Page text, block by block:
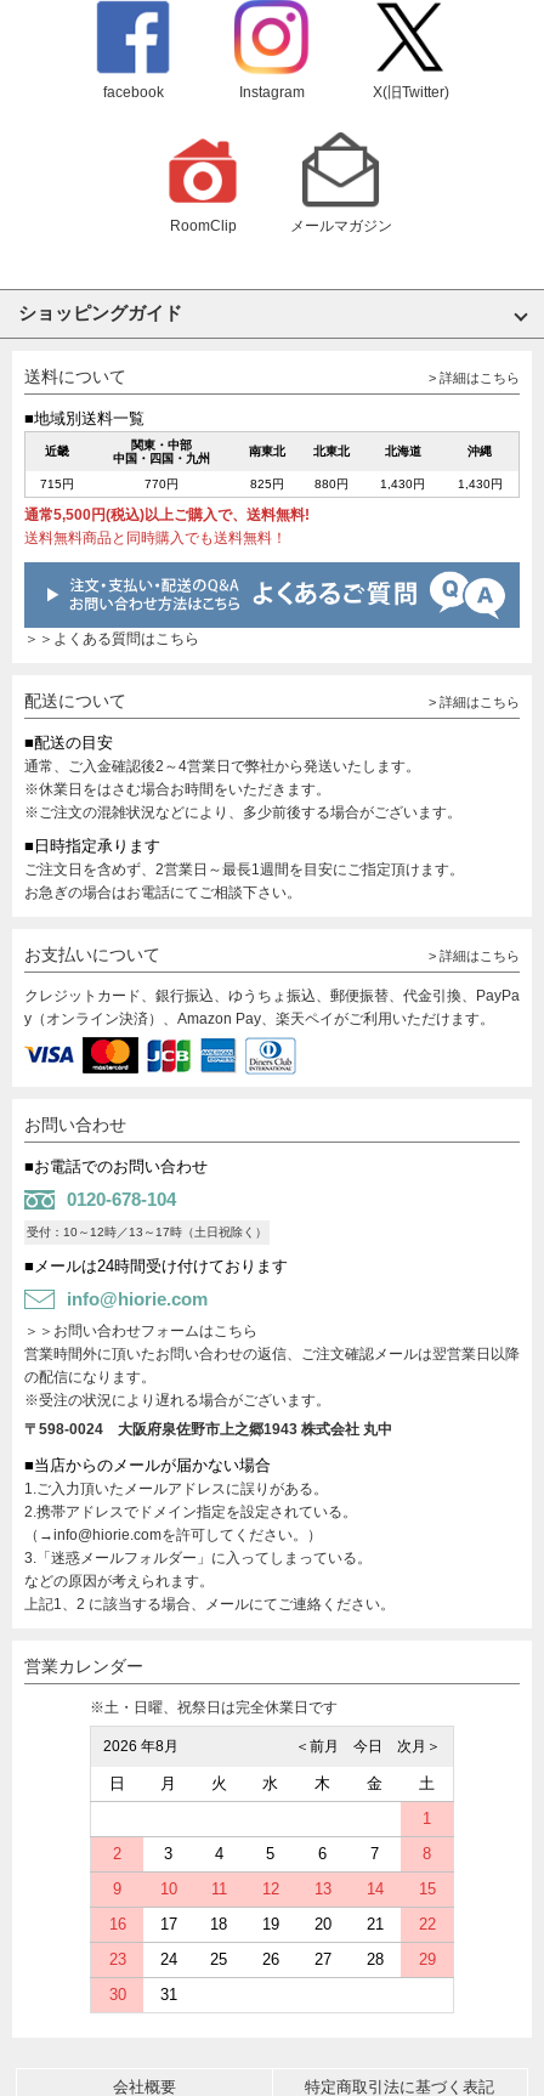
facebook Instagram X(旧Twitter)
RoomClip メールマガジン
ショッピングガイド
送料について > 詳細はこちら
■地域別送料一覧
近畿
関東・中部
中国・四国・九州
南東北 北東北 北海道 沖縄
715円 770円 825円 880円 1,430円 1,430円
通常5,500円(税込)以上ご購入で、送料無料!
送料無料商品と同時購入でも送料無料！
＞＞よくある質問はこちら
配送について > 詳細はこちら
■配送の目安
通常、ご入金確認後2～4営業日で弊社から発送いたします。
※休業日をはさむ場合お時間をいただきます。
※ご注文の混雑状況などにより、多少前後する場合がございます。
■日時指定承ります
ご注文日を含めず、2営業日～最長1週間を目安にご指定頂けます。
お急ぎの場合はお電話にてご相談下さい。
お支払いについて > 詳細はこちら
クレジットカード、銀行振込、ゆうちょ振込、郵便振替、代金引換、PayPa
y（オンライン決済）、Amazon Pay、楽天ペイがご利用いただけます。
お問い合わせ
■お電話でのお問い合わせ
0120-678-104
受付：10～12時／13～17時（土日祝除く）
■メールは24時間受け付けております
info@hiorie.com
＞＞お問い合わせフォームはこちら
営業時間外に頂いたお問い合わせの返信、ご注文確認メールは翌営業日以降
の配信になります。
※受注の状況により遅れる場合がございます。
〒598-0024 大阪府泉佐野市上之郷1943 株式会社 丸中
■当店からのメールが届かない場合
1.ご入力頂いたメールアドレスに誤りがある。
2.携帯アドレスでドメイン指定を設定されている。
（→info@hiorie.comを許可してください。）
3.「迷惑メールフォルダー」に入ってしまっている。
などの原因が考えられます。
上記1、2 に該当する場合、メールにてご連絡ください。
営業カレンダー
※土・日曜、祝祭日は完全休業日です
2026 年8月 次月＞
今日
＜前月
日 月 火 水 木 金
土
1
2
3 4 5 6 7
8
9
10 11 12 13 14
15
16
17 18 19 20 21
22
23
24 25 26 27 28
29
30
31
会社概要 特定商取引法に基づく表記